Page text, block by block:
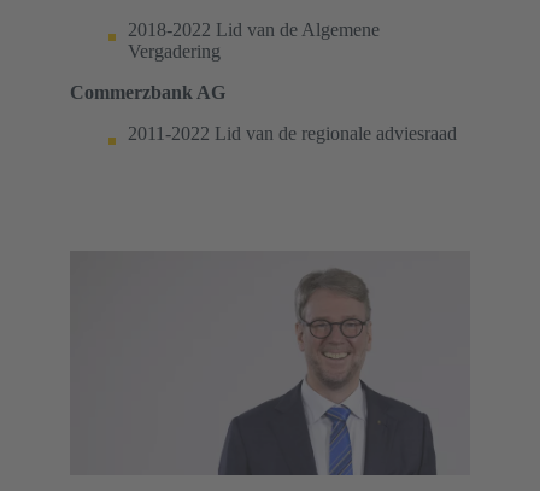
2018-2022 Lid van de Algemene
Vergadering
Commerzbank AG
2011-2022 Lid van de regionale adviesraad